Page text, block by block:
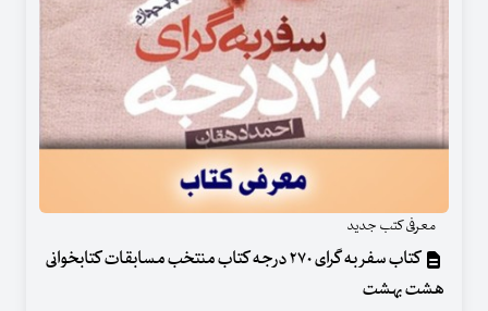
معرفی کتب جدید
کتاب سفر به گرای ۲۷۰ درجه کتاب منتخب مسابقات کتابخوانی
هشت بهشت